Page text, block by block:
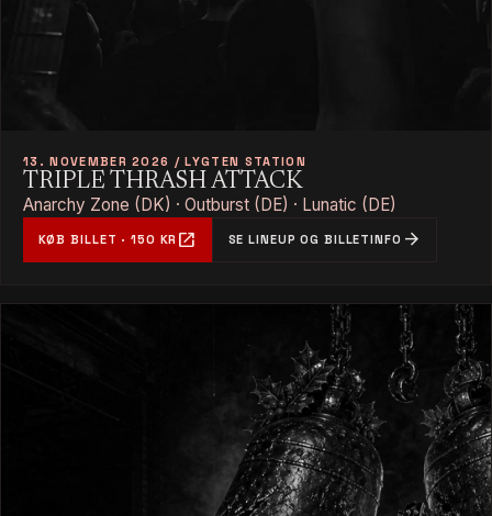
13. NOVEMBER 2026 / LYGTEN STATION
TRIPLE THRASH ATTACK
Anarchy Zone (DK) · Outburst (DE) · Lunatic (DE)
KØB BILLET · 150 KR open_in_new SE LINEUP OG BILLETINFO arrow_forward